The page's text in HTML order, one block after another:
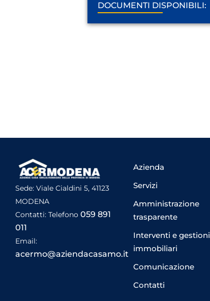
DOCUMENTI DISPONIBILI:
Sede: Viale Cialdini 5, 41123
MODENA
Contatti: Telefono 059 891
011
Email:
acermo@aziendacasamo.it
Azienda
Servizi
Amministrazione
trasparente
Interventi e gestioni
immobiliari
Comunicazione
Contatti